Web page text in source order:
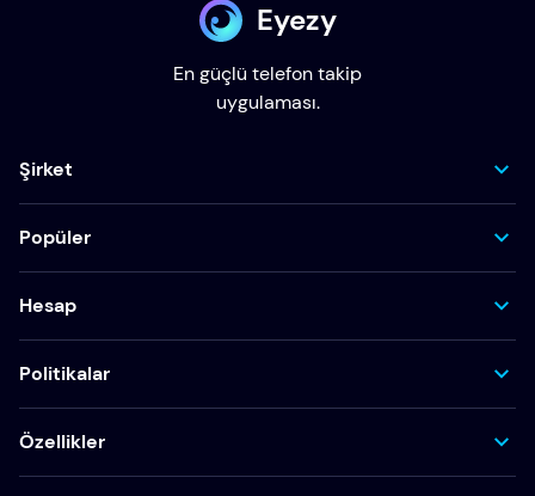
Eyezy
En güçlü telefon takip
uygulaması.
Şirket
Popüler
Hesap
Politikalar
Özellikler